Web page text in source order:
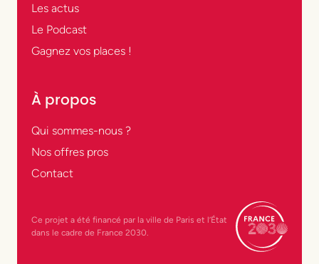
Les actus
Le Podcast
Gagnez vos places !
À propos
Qui sommes-nous ?
Nos offres pros
Contact
Ce projet a été financé par la ville de Paris et l’État
dans le cadre de France 2030.